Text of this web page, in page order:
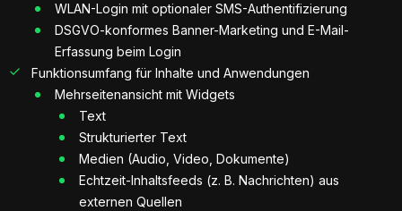
WLAN-Login mit optionaler SMS-Authentifizierung
DSGVO-konformes Banner-Marketing und E-Mail-
Erfassung beim Login
Funktionsumfang für Inhalte und Anwendungen
Mehrseitenansicht mit Widgets
Text
Strukturierter Text
Medien (Audio, Video, Dokumente)
Echtzeit-Inhaltsfeeds (z. B. Nachrichten) aus
externen Quellen